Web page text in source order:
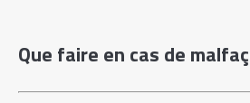
Que faire en cas de